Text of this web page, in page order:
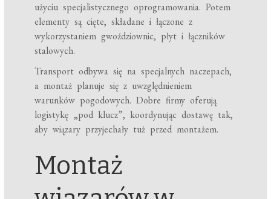
użyciu specjalistycznego oprogramowania. Potem
elementy są cięte, składane i łączone z
wykorzystaniem gwoździownic, płyt i łączników
stalowych.
Transport odbywa się na specjalnych naczepach,
a montaż planuje się z uwzględnieniem
warunków pogodowych. Dobre firmy oferują
logistykę „pod klucz”, koordynując dostawę tak,
aby wiązary przyjechały tuż przed montażem.
Montaż